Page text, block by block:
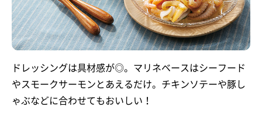
ドレッシングは具材感が◎。マリネベースはシーフード
やスモークサーモンとあえるだけ。チキンソテーや豚し
ゃぶなどに合わせてもおいしい！